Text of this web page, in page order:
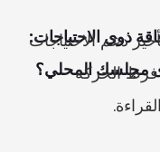
مجلسك المحلي؟
الخاصة لأطفال التوحد، فرط الحركة